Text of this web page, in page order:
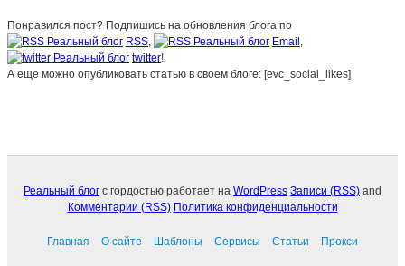
Понравился пост? Подпишись на обновления блога по
RSS
Email
twitter!
А еще можно опубликовать статью в своем блоге: [evc_social_likes]
Реальный блог с гордостью работает на WordPress Записи (RSS) and
Комментарии (RSS) Политика конфиденциальности
Главная О сайте Шаблоны Сервисы Статьи Прокси